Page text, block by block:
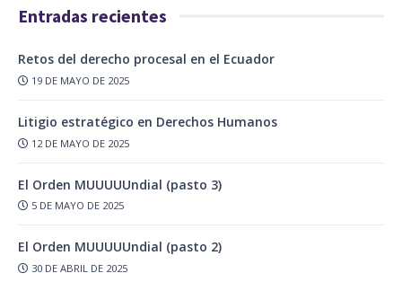
Entradas recientes
Retos del derecho procesal en el Ecuador
19 DE MAYO DE 2025
Litigio estratégico en Derechos Humanos
12 DE MAYO DE 2025
El Orden MUUUUUndial (pasto 3)
5 DE MAYO DE 2025
El Orden MUUUUUndial (pasto 2)
30 DE ABRIL DE 2025